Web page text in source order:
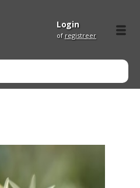
Login
of registreer